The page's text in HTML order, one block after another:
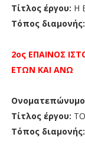
Τίτλος έργου: Η
Τόπος διαμονής:
2ος ΕΠΑΙΝΟΣ
ΕΤΩΝ ΚΑΙ ΑΝΩ
Ονοματεπώνυμο
Τίτλος έργου:
Τόπος διαμονής: